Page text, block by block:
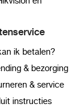
ik betalen?
& bezorging
& service
instructies